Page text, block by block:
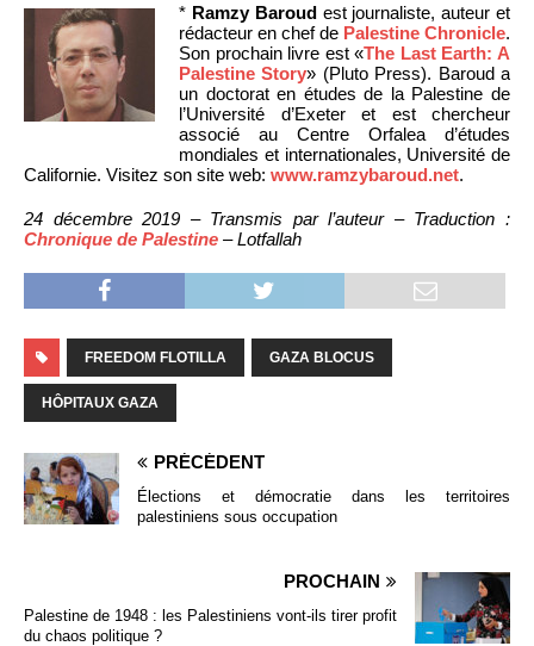
* Ramzy Baroudest journaliste, auteur et
rédacteur en chef de Palestine Chronicle.
Son prochain livre est «The Last Earth: A
Palestine Story» (Pluto Press). Baroud a
un doctorat en études de la Palestine de
l’Université d’Exeter et est chercheur
associé au Centre Orfalea d’études
mondiales et internationales, Université de
Californie. Visitez son site web: www.ramzybaroud.net.
24 décembre 2019 – Transmis par l’auteur – Traduction :
Chronique de Palestine – Lotfallah
FREEDOM FLOTILLA GAZA BLOCUS
HÔPITAUX GAZA
PRÉCÉDENT
Élections et démocratie dans les territoires
palestiniens sous occupation
PROCHAIN
Palestine de 1948 : les Palestiniens vont-ils tirer profit
du chaos politique ?